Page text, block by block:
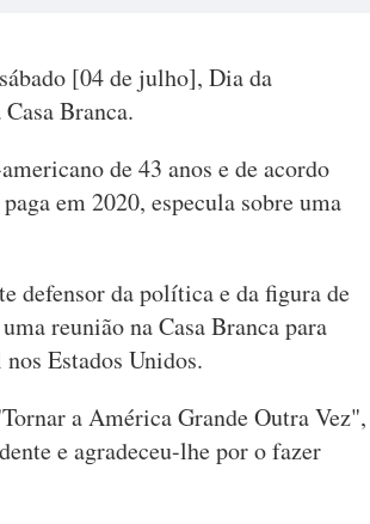
[04 de julho], Dia da
Branca.
de 43 anos e de acordo
em 2020, especula sobre uma
defensor da política e da figura de
reunião na Casa Branca para
Estados Unidos.
a América Grande Outra Vez",
e agradeceu-lhe por o fazer